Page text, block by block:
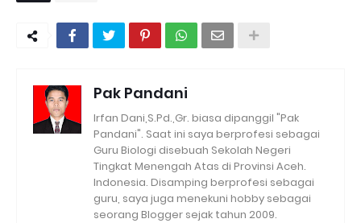
Pak Pandani
Irfan Dani,S.Pd.,Gr. biasa dipanggil "Pak
Pandani". Saat ini saya berprofesi sebagai
Guru Biologi disebuah Sekolah Negeri
Tingkat Menengah Atas di Provinsi Aceh.
Indonesia. Disamping berprofesi sebagai
guru, saya juga menekuni hobby sebagai
seorang Blogger sejak tahun 2009.